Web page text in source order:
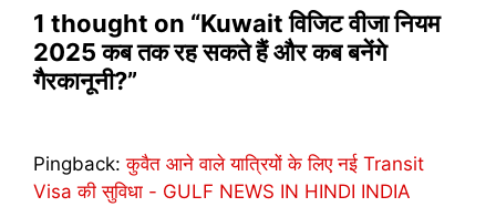
1 thought on “Kuwait विजिट वीजा नियम
2025 कब तक रह सकते हैं और कब बनेंगे
गैरकानूनी?”
Pingback:कुवैत आने वाले यात्रियों के लिए नई Transit
Visa की सुविधा - GULF NEWS IN HINDI INDIA